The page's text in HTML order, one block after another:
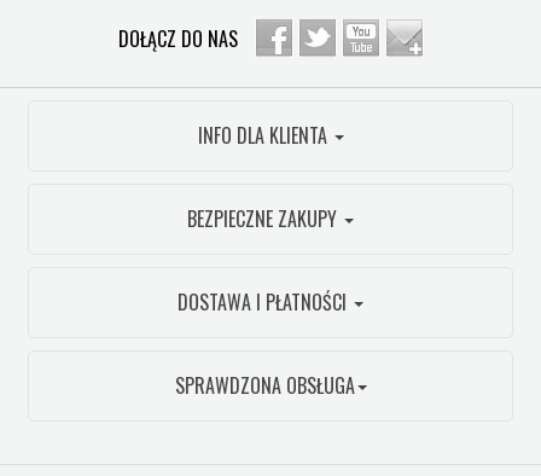
DOŁĄCZ DO NAS
INFO DLA KLIENTA
BEZPIECZNE ZAKUPY
DOSTAWA I PŁATNOŚCI
SPRAWDZONA OBSŁUGA